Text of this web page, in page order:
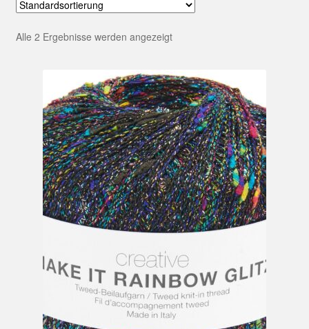
Alle 2 Ergebnisse werden angezeigt